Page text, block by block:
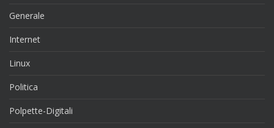
Generale
Internet
Linux
Politica
Polpette-Digitali